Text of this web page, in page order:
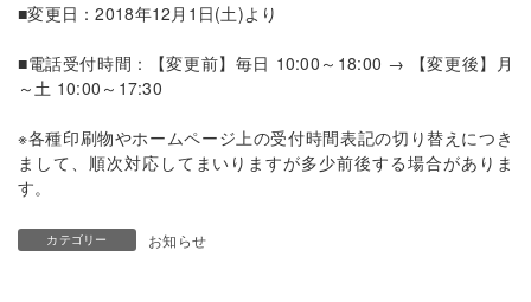
■変更日：2018年12月1日(土)より
■電話受付時間：【変更前】毎日 10:00～18:00 → 【変更後】月
～土 10:00～17:30
※各種印刷物やホームページ上の受付時間表記の切り替えにつき
まして、順次対応してまいりますが多少前後する場合がありま
す。
カテゴリー お知らせ